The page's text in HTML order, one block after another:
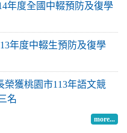
年度全國中輟預防及復學
年度中輟生預防及復學
榮獲桃園市113年語文競
名
more...